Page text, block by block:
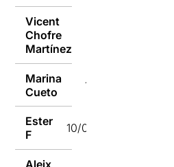
Vicent
Chofre
Martínez
Marina
Cueto
10/09/2018
Ester
F
10/09/2018
Aleix